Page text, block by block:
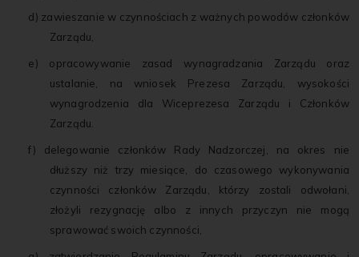
d) zawieszanie w czynnościach z ważnych powodów członków
Zarządu,
e) opracowywanie zasad wynagradzania Zarządu oraz
ustalanie, na wniosek Prezesa Zarządu, wysokości
wynagrodzenia dla Wiceprezesa Zarządu i Członków
Zarządu.
f) delegowanie członków Rady Nadzorczej, na okres nie
dłuższy niż trzy miesiące, do czasowego wykonywania
czynności członków Zarządu, którzy zostali odwołani,
złożyli rezygnację albo z innych przyczyn nie mogą
sprawować swoich czynności,